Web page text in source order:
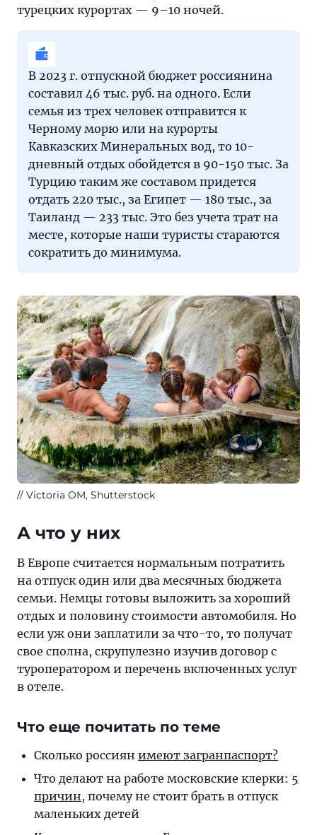
турецких курортах — 9–10 ночей.
В 2023 г. отпускной бюджет россиянина
составил 46 тыс. руб. на одного. Если
семья из трех человек отправится к
Черному морю или на курорты
Кавказских Минеральных вод, то 10-
дневный отдых обойдется в 90-150 тыс. За
Турцию таким же составом придется
отдать 220 тыс., за Египет — 180 тыс., за
Таиланд — 233 тыс. Это без учета трат на
месте, которые наши туристы стараются
сократить до минимума.
Victoria OM, Shutterstock
А что у них
В Европе считается нормальным потратить
на отпуск один или два месячных бюджета
семьи. Немцы готовы выложить за хороший
отдых и половину стоимости автомобиля. Но
если уж они заплатили за что-то, то получат
свое сполна, скрупулезно изучив договор с
туроператором и перечень включенных услуг
в отеле.
Что еще почитать по теме
Сколько россиян имеют загранпаспорт?
Что делают на работе московские клерки: 5
причин, почему не стоит брать в отпуск
маленьких детей